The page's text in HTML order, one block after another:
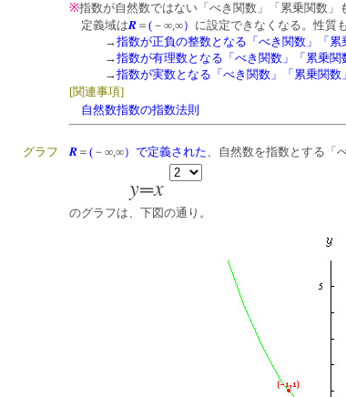
※指数が自然数ではない「べき関数」「累乗関数」
定義域はR ＝ ( －∞,∞） に設定できなくなる。性質
→指数が正負の整数となる「べき関数」「累
→指数が有理数となる「べき関数」「累乗関
→指数が実数となる「べき関数」「累乗関数」
[関連事項]
自然数指数の指数法則
グラフ R ＝ ( －∞,∞） で定義された 、自然数を指数とする「
y=x
のグラフは、下図の通り。